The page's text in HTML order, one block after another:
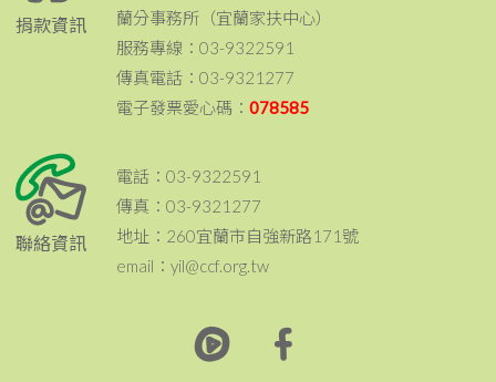
捐款資訊
蘭分事務所（宜蘭家扶中心）
服務專線：03-9322591
傳真電話：03-9321277
電子發票愛心碼：078585
聯絡資訊
電話：03-9322591
傳真：03-9321277
地址：260宜蘭市自強新路171號
email：yil@ccf.org.tw